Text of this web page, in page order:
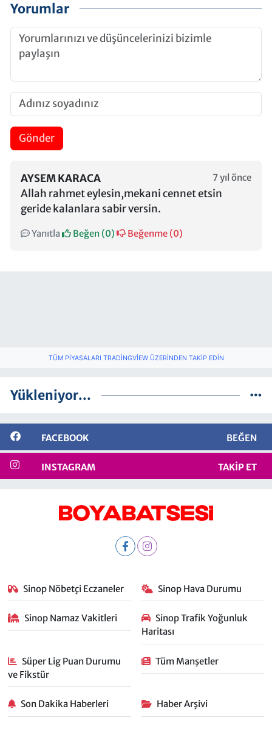
Yorumlar
Gönder
AYSEM KARACA 7 yıl önce
Allah rahmet eylesin,mekani cennet etsin
geride kalanlara sabir versin.
Yanıtla Beğen (0) Beğenme (0)
TÜM PIYASALARI TRADINGVIEW ÜZERINDEN TAKIP EDIN
Yükleniyor...
FACEBOOK BEĞEN
INSTAGRAM TAKIP ET
Sinop Nöbetçi Eczaneler Sinop Hava Durumu
Sinop Namaz Vakitleri
Sinop Trafik Yoğunluk
Haritası
Süper Lig Puan Durumu
ve Fikstür
Tüm Manşetler
Son Dakika Haberleri Haber Arşivi